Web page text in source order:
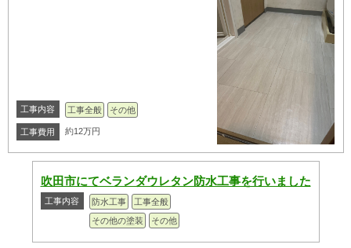
工事内容 工事全般 その他
工事費用 約12万円
吹田市にてベランダウレタン防水工事を行いました
工事内容 防水工事
工事全般
その他の塗装
その他